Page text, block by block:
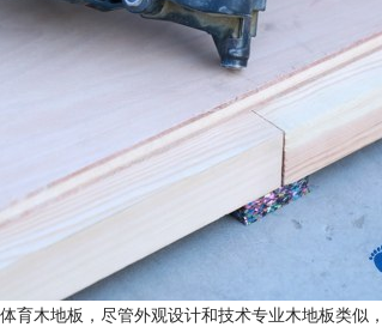
木地板，尽管外观设计和技术专业木地板类似